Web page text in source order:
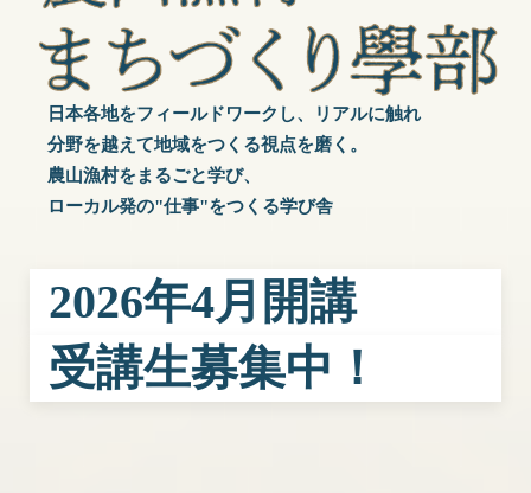
日本各地をフィールドワークし、リアルに触れ
分野を越えて地域をつくる視点を磨く。
農山漁村をまるごと学び、
ローカル発の"仕事"をつくる学び舎
2026年4月開講
受講生募集中！